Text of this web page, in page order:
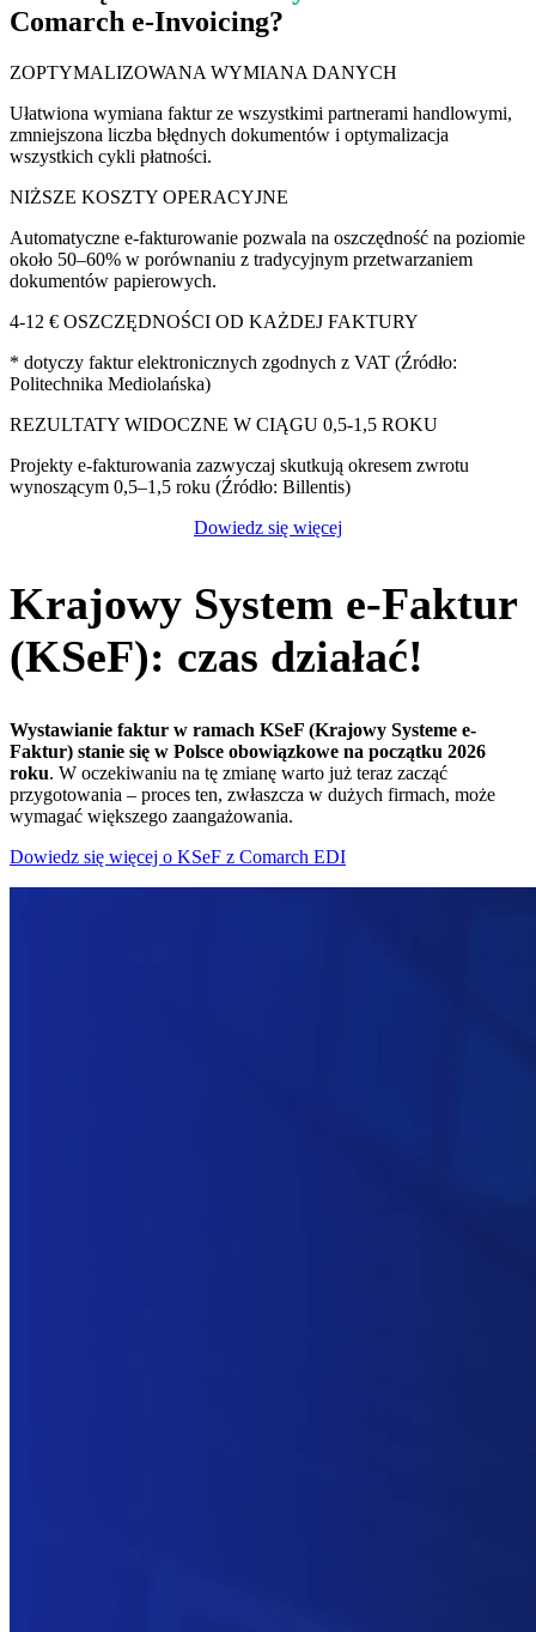
Comarch e‑Invoicing?
ZOPTYMALIZOWANA WYMIANA DANYCH
Ułatwiona wymiana faktur ze wszystkimi partnerami handlowymi,
zmniejszona liczba błędnych dokumentów i optymalizacja
wszystkich cykli płatności.
NIŻSZE KOSZTY OPERACYJNE
Automatyczne e-fakturowanie pozwala na oszczędność na poziomie
około 50–60% w porównaniu z tradycyjnym przetwarzaniem
dokumentów papierowych.
4-12 € OSZCZĘDNOŚCI OD KAŻDEJ FAKTURY
* dotyczy faktur elektronicznych zgodnych z VAT (Źródło:
Politechnika Mediolańska)
REZULTATY WIDOCZNE W CIĄGU 0,5-1,5 ROKU
Projekty e-fakturowania zazwyczaj skutkują okresem zwrotu
wynoszącym 0,5–1,5 roku (Źródło: Billentis)
Dowiedz się więcej
Krajowy System e-Faktur
(KSeF): czas działać!
Wystawianie faktur w ramach KSeF (Krajowy Systeme e-
Faktur) stanie się w Polsce obowiązkowe na początku 2026
roku. W oczekiwaniu na tę zmianę warto już teraz zacząć
przygotowania – proces ten, zwłaszcza w dużych firmach, może
wymagać większego zaangażowania.
Dowiedz się więcej o KSeF z Comarch EDI